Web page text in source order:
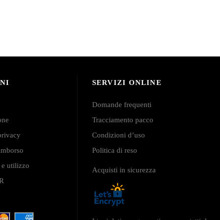
utilizzo
SERVIZI ONLINE
Domande frequenti
Tracciamento pacco
Condizioni d’uso
Politica di reso
Acquisti in sicurezza